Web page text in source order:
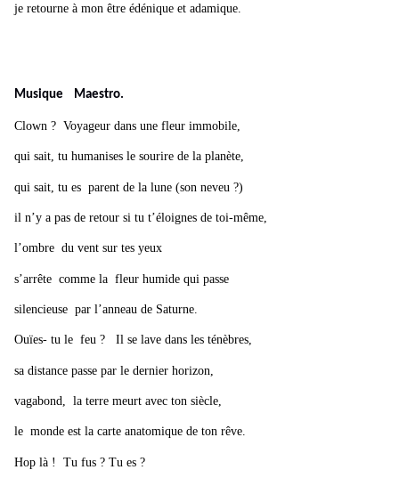
je retourne à mon être édénique et adamique.
Musique Maestro.
Clown ? Voyageur dans une fleur immobile,
qui sait, tu humanises le sourire de la planète,
qui sait, tu es parent de la lune (son neveu ?)
il n’y a pas de retour si tu t’éloignes de toi-même,
l’ombre du vent sur tes yeux
s’arrête comme la fleur humide qui passe
silencieuse par l’anneau de Saturne.
Ouïes- tu le feu ? Il se lave dans les ténèbres,
sa distance passe par le dernier horizon,
vagabond, la terre meurt avec ton siècle,
le monde est la carte anatomique de ton rêve.
Hop là ! Tu fus ? Tu es ?